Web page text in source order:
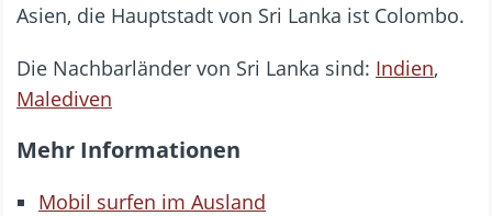
Asien, die Hauptstadt von Sri Lanka ist Colombo.
Die Nachbarländer von Sri Lanka sind: Indien,
Malediven
Mehr Informationen
Mobil surfen im Ausland